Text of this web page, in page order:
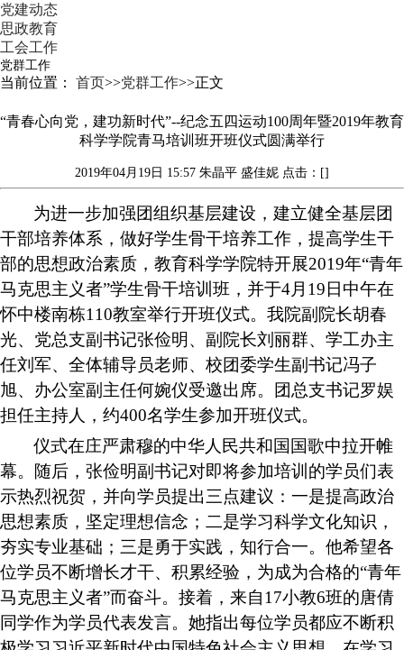
党建动态
思政教育
工会工作
党群工作
当前位置： 首页>>党群工作>>正文
“青春心向党，建功新时代”--纪念五四运动100周年暨2019年教育
科学学院青马培训班开班仪式圆满举行
2019年04月19日 15:57 朱晶平 盛佳妮 点击：[]
为进一步加强团组织基层建设，建立健全基层团
干部培养体系，做好学生骨干培养工作，提高学生干
部的思想政治素质， 教育科学学院特开展2019年“青年
马克思主义者”学生骨干培训班，并于4月19日 中午在
怀中楼南栋110教室举行开班仪式。我院副院长胡春
光、党总支副书记张俭明、副院长刘丽群、 学工办主
任刘军、 全体辅导员老师、校团委学生副书记冯子
旭、办公室副主任何婉仪受邀出席。团总支书记罗娱
担任主持人 ，约400名学生参加开班仪式。
仪式在庄严肃穆的中华人民共和国国歌中拉开帷
幕。随后，张俭明副书记对即将参加培训的学员们表
示热烈祝贺，并向学员提出三点建议： 一是提高政治
思想素质，坚定理想信念；二是学习科学文化知识，
夯实专业基础；三是勇于实践，知行合一。他希望各
位学员不断增长才干、 积累经验，为成为合格的“青年
马克思主义者”而奋斗。 接着，来自17小教6班的唐倩
同学作为学员代表发言。 她指出每位学员都应不断积